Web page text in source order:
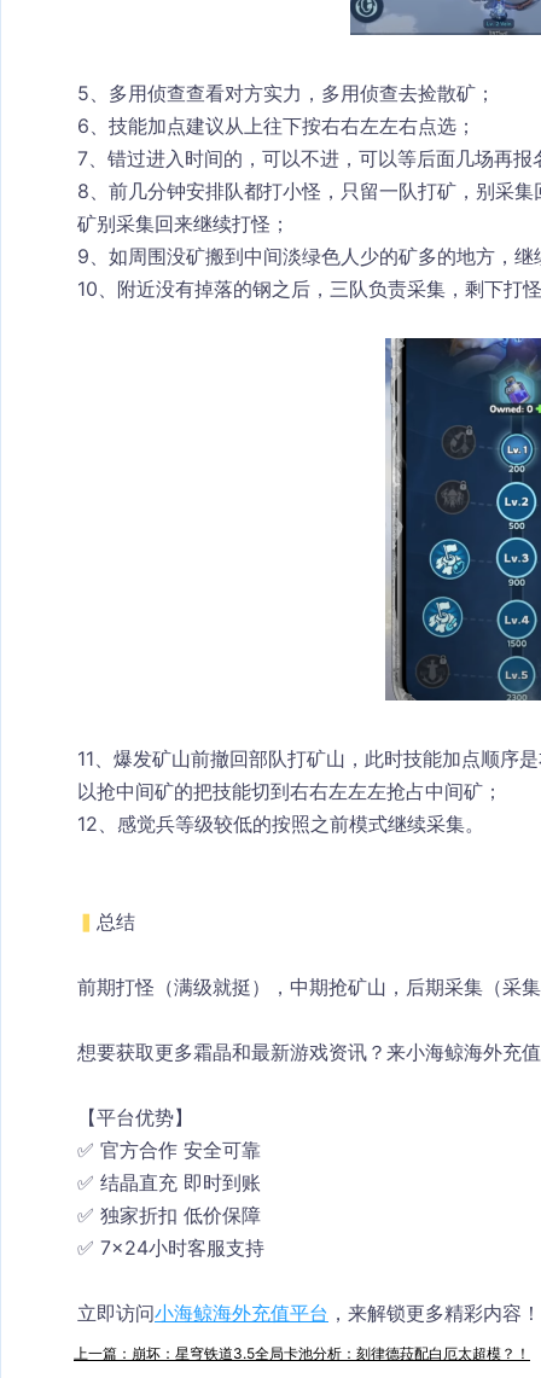
5、多用侦查查看对方实力，多用侦查去捡散矿；
6、技能加点建议从上往下按右右左左右点选；
7、错过进入时间的，可以不进，可以等后面几场再报
8、前几分钟安排队都打小怪，只留一队打矿，别采
矿别采集回来继续打怪；
9、如周围没矿搬到中间淡绿色人少的矿多的地方，继
10、附近没有掉落的钢之后，三队负责采集，剩下打
11、爆发矿山前撤回部队打矿山，此时技能加点顺序
以抢中间矿的把技能切到右右左左左抢占中间矿；
12、感觉兵等级较低的按照之前模式继续采集。
▍ 总结
前期打怪（满级就挺），中期抢矿山，后期采集（采
想要获取更多霜晶和最新游戏资讯？来小海鲸海外充
【平台优势】
✅ 官方合作 安全可靠
✅ 结晶直充 即时到账
✅ 独家折扣 低价保障
✅ 7×24小时客服支持
立即访问小海鲸海外充值平台 ，来解锁更多精彩内容！
上一篇：崩坏：星穹铁道3.5全局卡池分析：刻律德菈配白厄太超模？！